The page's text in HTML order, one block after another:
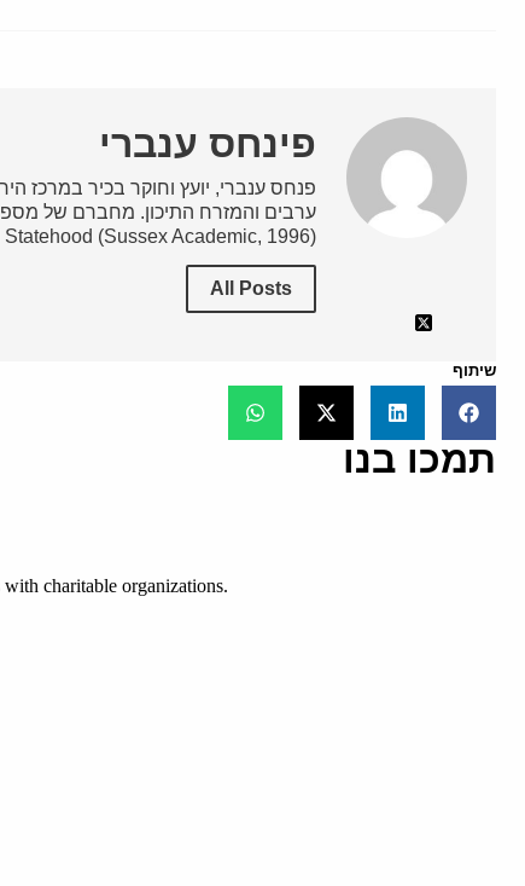
פינחס ענברי
פנחס ענברי, יועץ וחוקר בכיר במרכז
(Sussex Academic, 1996).
All Posts
שיתוף
תמכו בנו